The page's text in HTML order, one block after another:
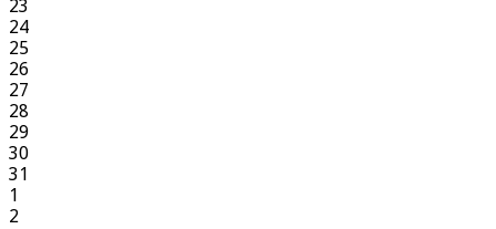
23
24
25
26
27
28
29
30
31
1
2